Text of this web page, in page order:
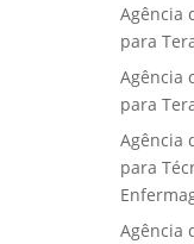
Agência
para
Agência
para
Agência
para
Agência